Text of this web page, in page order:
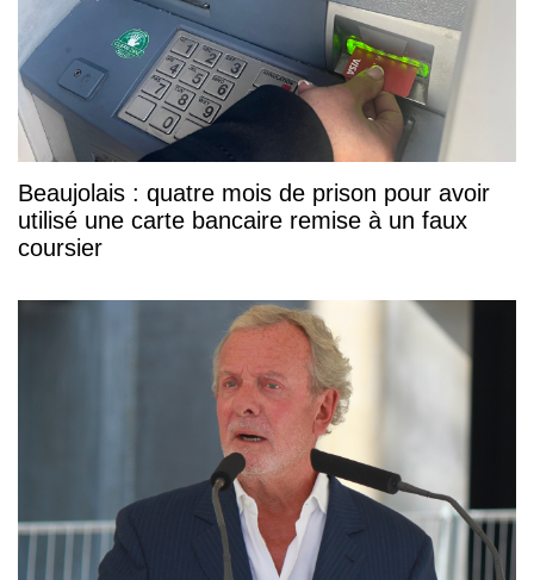
Beaujolais : quatre mois de prison pour avoir
utilisé une carte bancaire remise à un faux
coursier